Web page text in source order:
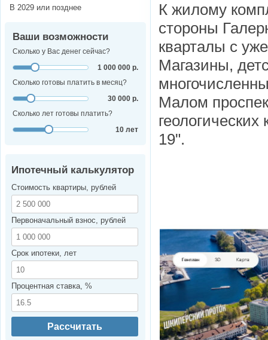
К жилому
стороны
кварталы с
Магазины,
Малом
19".
В 2029 или позднее
Ваши возможности
Сколько у Вас денег сейчас?
1 000 000 р.
Сколько готовы платить в месяц?
30 000 р.
Сколько лет готовы платить?
10 лет
Ипотечный калькулятор
Стоимость квартиры, рублей
Первоначальный взнос, рублей
Срок ипотеки, лет
Процентная ставка, %
Рассчитать